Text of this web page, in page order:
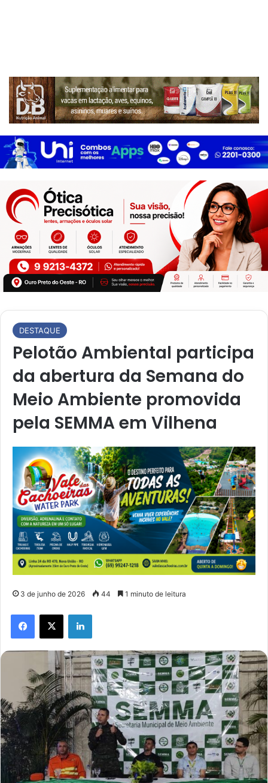
DESTAQUE
Pelotão Ambiental participa
da abertura da Semana do
Meio Ambiente promovida
pela SEMMA em Vilhena
3 de junho de 2026 44 1 minuto de leitura
Facebook
X Linkedin